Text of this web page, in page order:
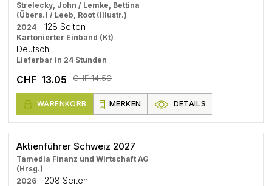
Strelecky, John / Lemke, Bettina
(Übers.) / Leeb, Root (Illustr.)
2024 - 128 Seiten
Kartonierter Einband (Kt)
Deutsch
Lieferbar in 24 Stunden
CHF 13.05 CHF 14.50
WARENKORB MERKEN DETAILS
Aktienführer Schweiz 2027
Tamedia Finanz und Wirtschaft AG
(Hrsg.)
2026 - 208 Seiten